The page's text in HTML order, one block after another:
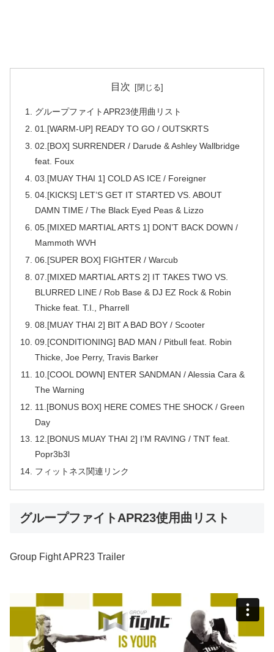
目次
グループファイトAPR23使用曲リスト
01.[WARM-UP] READY TO GO / OUTSKRTS
02.[BOX] SURRENDER / Darude & Ashley Wallbridge
feat. Foux
03.[MUAY THAI 1] COLD AS ICE / Foreigner
04.[KICKS] LET’S GET IT STARTED VS. ABOUT
DAMN TIME / The Black Eyed Peas & Lizzo
05.[MIXED MARTIAL ARTS 1] DON’T BACK DOWN /
Mammoth WVH
06.[SUPER BOX] FIGHTER / Warcub
07.[MIXED MARTIAL ARTS 2] IT TAKES TWO VS.
BLURRED LINE / Rob Base & DJ EZ Rock & Robin
Thicke feat. T.I., Pharrell
08.[MUAY THAI 2] BIT A BAD BOY / Scooter
09.[CONDITIONING] BAD MAN / Pitbull feat. Robin
Thicke, Joe Perry, Travis Barker
10.[COOL DOWN] ENTER SANDMAN / Alessia Cara &
The Warning
11.[BONUS BOX] HERE COMES THE SHOCK / Green
Day
12.[BONUS MUAY THAI 2] I’M RAVING / TNT feat.
Popr3b3l
フィットネス関連リンク
グループファイトAPR23使用曲リスト
Group Fight APR23 Trailer